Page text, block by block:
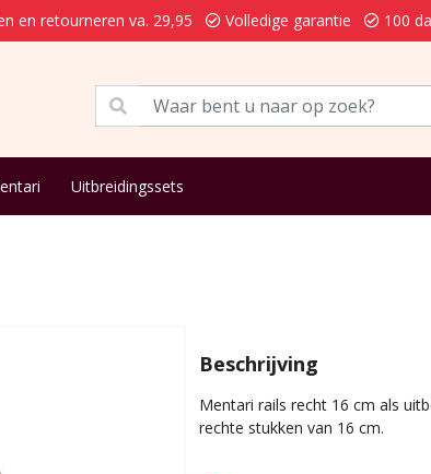
en retourneren va. 29,95 Volledige garantie 100
Uitbreidingssets
Beschrijving
Mentari rails recht 16 cm als
rechte stukken van 16 cm.